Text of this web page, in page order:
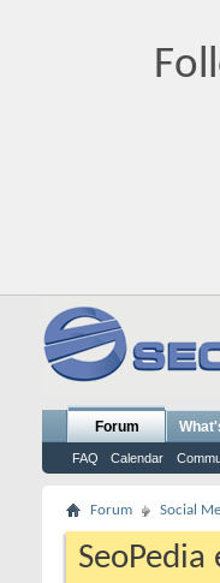
Forum
FAQ Calendar
Forum Social